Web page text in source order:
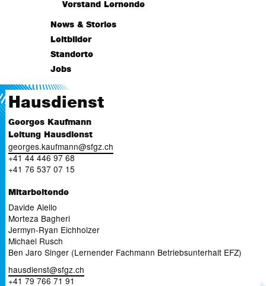
Vorstand Lernende
News & Stories
Leitbilder
Standorte
Jobs
Hausdienst
Georges Kaufmann
Leitung Hausdienst
georges.kaufmann@sfgz.ch
+41 44 446 97 68
+41 76 537 07 15
Mitarbeitende
Davide Aiello
Morteza Bagheri
Jermyn-Ryan Eichholzer
Michael Rusch
Ben Jaro Singer (Lernender Fachmann Betriebsunterhalt EFZ)
hausdienst@sfgz.ch
+41 79 766 71 91